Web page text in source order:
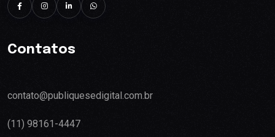
Contatos
contato@publiquesedigital.com.br
(11) 98161-4447